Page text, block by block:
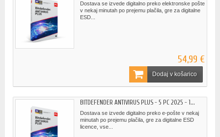
Dostava se izvede digitalno preko elektronske pošte
v nekaj minutah po prejemu plačila, gre za digitalne
ESD...
54,99 €
Dodaj v košarico
BITDEFENDER ANTIVIRUS PLUS - 5 PC 2025 - 1...
Dostava se izvede digitalno preko e-pošte v nekaj
minutah po prejemu plačila, gre za digitalne ESD
licence, vse...